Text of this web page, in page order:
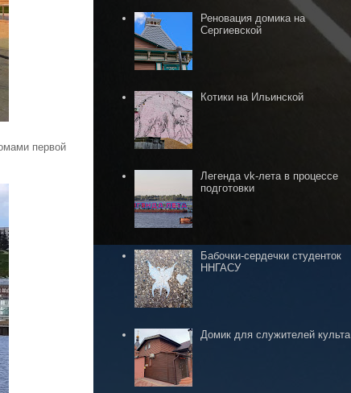
первой
Реновация домика на
Сергиевской
Котики на Ильинской
Легенда vk-лета в процессе
подготовки
Бабочки-сердечки студенток
ННГАСУ
Домик для служителей культа